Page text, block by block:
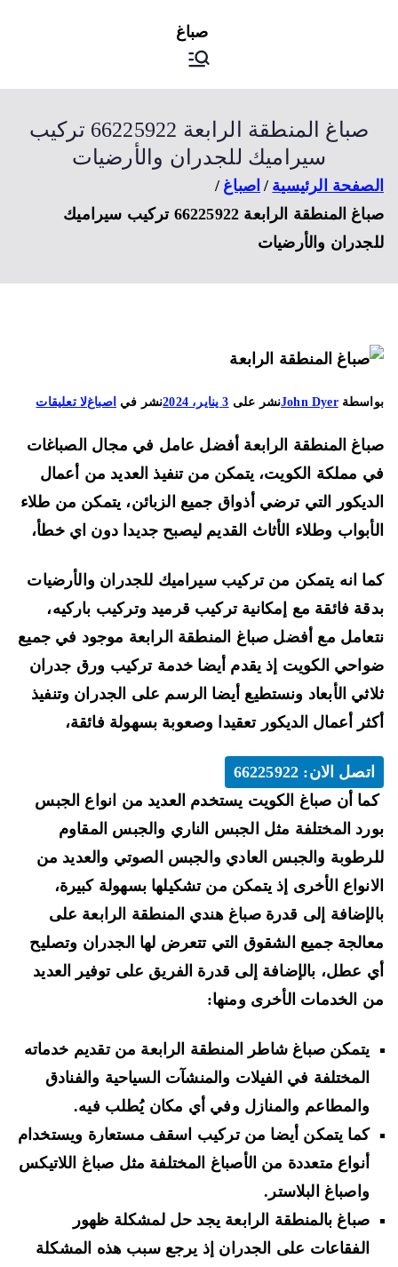
اصباغ
صباغ الكويت
صباغ المنطقة الرابعة 66225922 تركيب
سيراميك للجدران والأرضيات
الرئيسية
اصباغ
صباغ المنطقة الرابعة 66225922 تركيب سيراميك
والأرضيات
John Dyerنشر على3 يناير، 2024 نشر في اصباغلا تعليقاتعلى
المنطقة
الرابعة
تركيب
سيراميك
والأرضيات
المنطقة الرابعة أفضل عامل في مجال الصباغات
مملكة الكويت، يتمكن من تنفيذ العديد من أعمال
التي ترضي أذواق جميع الزبائن، يتمكن من طلاء
وطلاء الأثاث القديم ليصبح جديدا دون اي خطأ،
انه يتمكن من تركيب سيراميك للجدران والأرضيات
فائقة مع إمكانية تركيب قرميد وتركيب باركيه،
مع أفضل صباغ المنطقة الرابعة موجود في جميع
الكويت إذ يقدم أيضا خدمة تركيب ورق جدران
الأبعاد ونستطيع أيضا الرسم على الجدران وتنفيذ
أعمال الديكور تعقيدا وصعوبة بسهولة فائقة،
اتصل الان: 66225922
أن صباغ الكويت يستخدم العديد من انواع الجبس
المختلفة مثل الجبس الناري والجبس المقاوم
والجبس العادي والجبس الصوتي والعديد من
الأخرى إذ يتمكن من تشكيلها بسهولة كبيرة،
إلى قدرة صباغ هندي المنطقة الرابعة على
جميع الشقوق التي تتعرض لها الجدران وتصليح
عطل، بالإضافة إلى قدرة الفريق على توفير العديد
الخدمات الأخرى ومنها:
يتمكن صباغ شاطر المنطقة الرابعة من تقديم خدماته
المختلفة في الفيلات والمنشآت السياحية والفنادق
والمطاعم والمنازل وفي أي مكان يُطلب فيه.
كما يتمكن أيضا من تركيب اسقف مستعارة ويستخدام
أنواع متعددة من الأصباغ المختلفة مثل صباغ اللاتيكس
واصباغ البلاستر.
صباغ بالمنطقة الرابعة يجد حل لمشكلة ظهور
الفقاعات على الجدران إذ يرجع سبب هذه المشكلة